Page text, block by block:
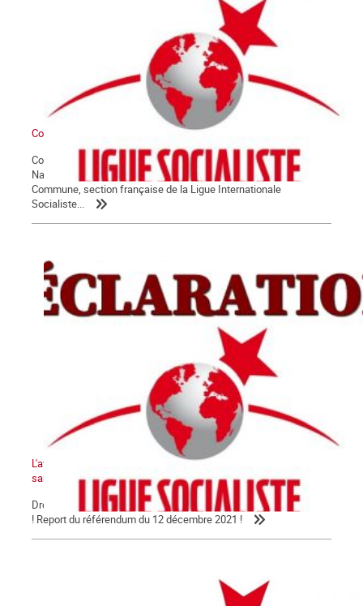
Communiqué du groupe La Commune
Conformément à ses statuts, et sur proposition de son Comité
National, l’assemblée générale des militant.e.s du groupe La
Commune, section française de la Ligue Internationale
Socialiste...
L'avenir de la Kanaky-Nouvelle-Calédonie ne peut pas se faire
sans le peuple kanak !
Droit au peuple kanak à disposer de lui-même et à l'indépendance
! Report du référendum du 12 décembre 2021 !